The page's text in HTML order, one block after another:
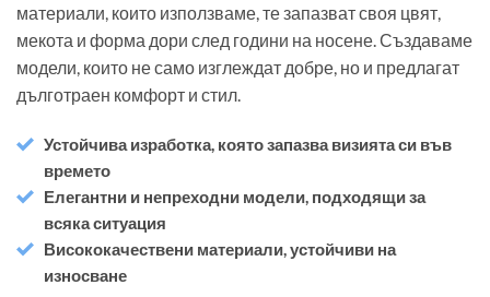
материали, които използваме, те запазват своя цвят,
мекота и форма дори след години на носене. Създаваме
модели, които не само изглеждат добре, но и предлагат
дълготраен комфорт и стил.
Устойчива изработка, която запазва визията си във
времето
Елегантни и непреходни модели, подходящи за
всяка ситуация
Висококачествени материали, устойчиви на
износване